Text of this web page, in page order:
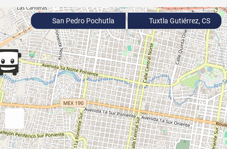
San Pedro Pochutla Tuxtla Gutiérrez, CS